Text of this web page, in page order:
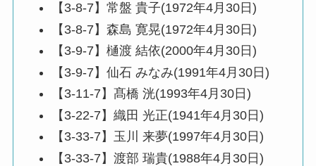
【3-8-7】常盤 貴子(1972年4月30日)
【3-8-7】森島 寛晃(1972年4月30日)
【3-9-7】樋渡 結依(2000年4月30日)
【3-9-7】仙石 みなみ(1991年4月30日)
【3-11-7】髙橋 洸(1993年4月30日)
【3-22-7】織田 光正(1941年4月30日)
【3-33-7】玉川 来夢(1997年4月30日)
【3-33-7】渡部 瑞貴(1988年4月30日)